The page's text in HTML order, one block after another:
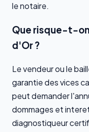
le notaire.
Que risque-t-
d'Or ?
Le vendeur ou le
garantie des vices
peut demander
dommages et
diagnostiqueur